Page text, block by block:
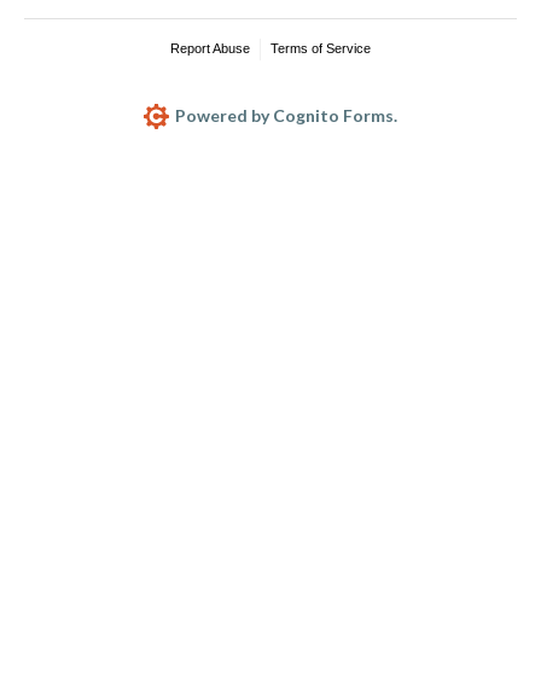
Report Abuse Terms of Service
Powered by Cognito Forms.